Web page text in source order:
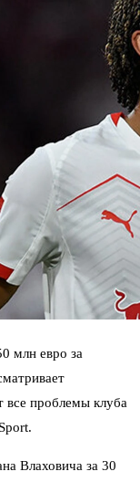
млн евро за
все проблемы клуба
Влаховича за 30